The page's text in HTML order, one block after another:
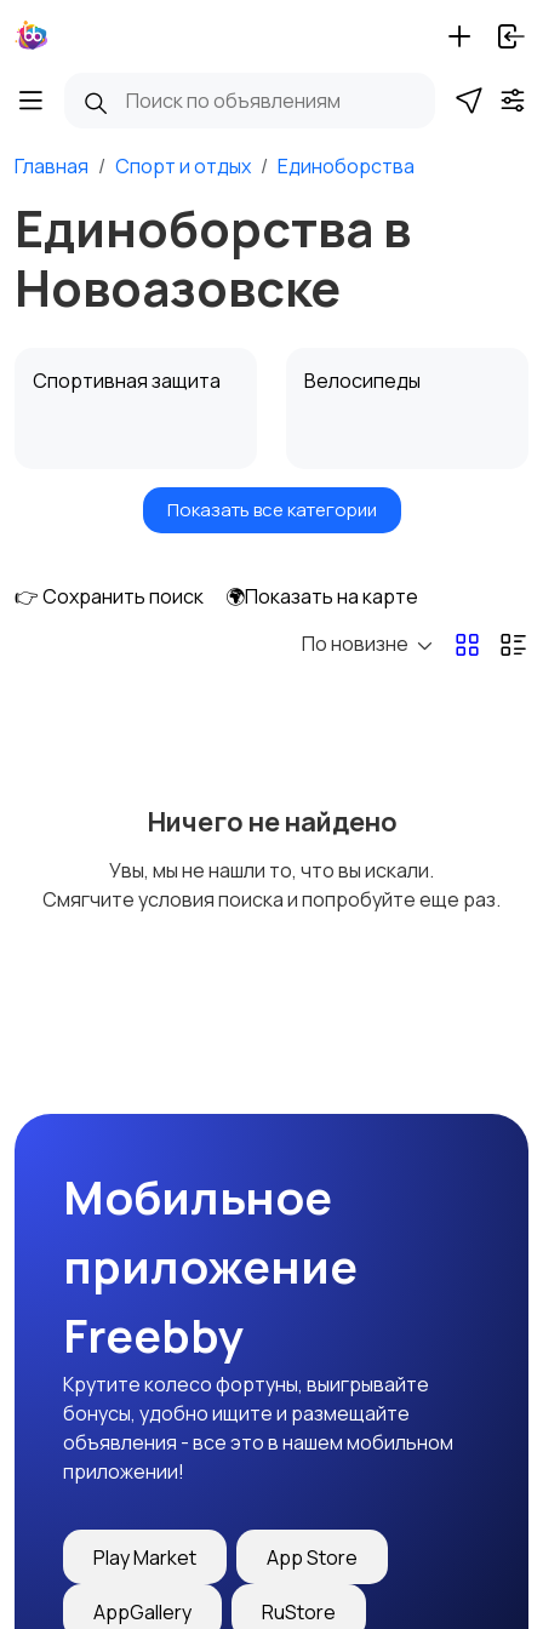
Главная Спорт и отдых Единоборства
Единоборства в
Новоазовске
Спортивная защита Велосипеды
Самокаты и
Водные виды спорта
Тренажеры и фитнес Спортивное питание
Другое
Показать все категории
👉 Сохранить поиск
🌍Показать на карте
По новизне
Ничего не найдено
Увы, мы не нашли то, что вы искали.
Смягчите условия поиска и попробуйте еще раз.
Мобильное
приложение
Freebby
Крутите колесо фортуны, выигрывайте
бонусы, удобно ищите и размещайте
объявления - все это в нашем мобильном
приложении!
Play Market App Store
AppGallery RuStore